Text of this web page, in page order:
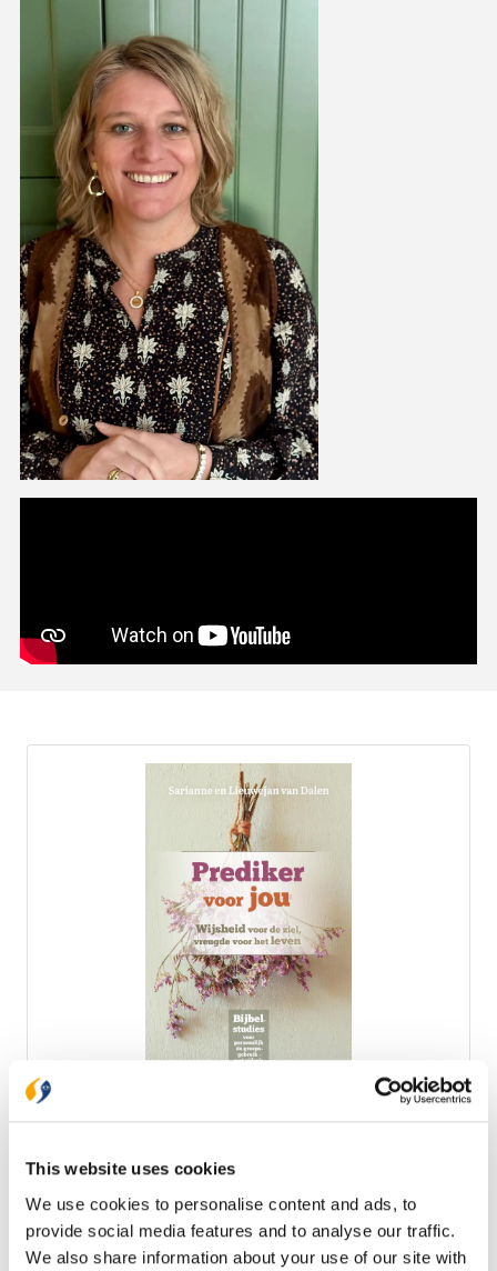
This website uses cookies
We use cookies to personalise content and ads, to
provide social media features and to analyse our traffic.
We also share information about your use of our site with
Prediker voor jou